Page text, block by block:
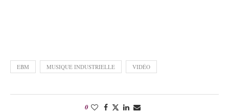
EBM MUSIQUE INDUSTRIELLE VIDÉO
0